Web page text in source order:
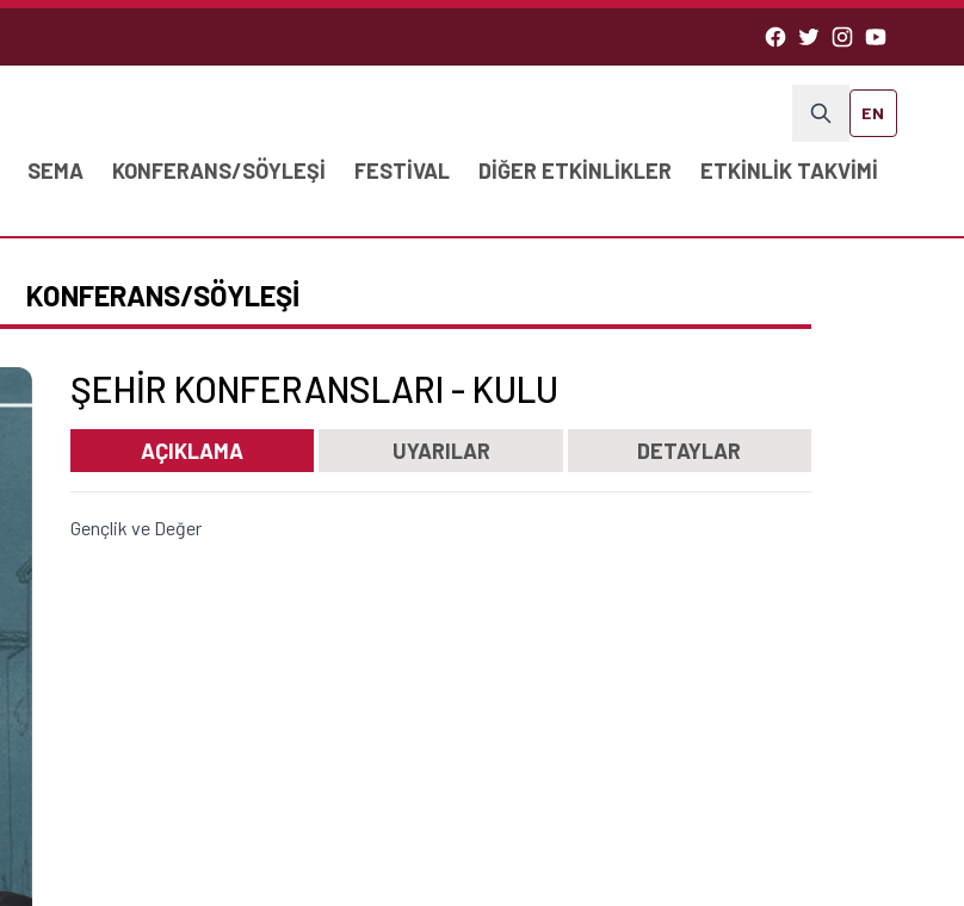
EN
SEMA KONFERANS/SÖYLEŞİ FESTİVAL DIĞER ETKINLIKLER ETKINLIK TAKVIMI
KONFERANS/SÖYLEŞİ
ŞEHIR KONFERANSLARI - KULU
AÇIKLAMA UYARILAR DETAYLAR
Gençlik ve Değer